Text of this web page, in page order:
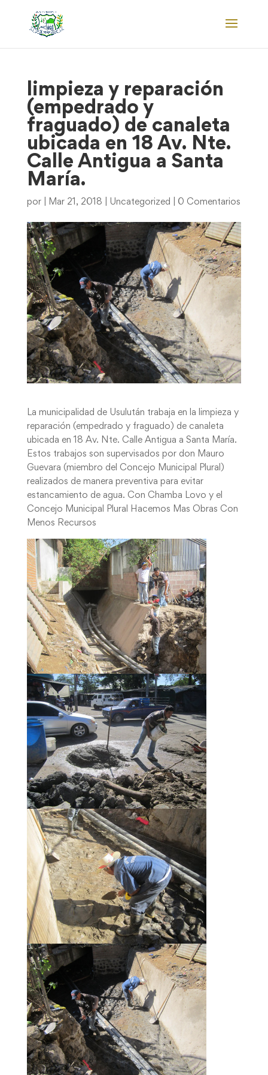
limpieza y reparación
(empedrado y
fraguado) de canaleta
ubicada en 18 Av. Nte.
Calle Antigua a Santa
María.
por Mar 21, 2018 Uncategorized 0 Comentarios
La municipalidad de Usulután trabaja en la limpieza y
reparación (empedrado y fraguado) de canaleta
ubicada en 18 Av. Nte. Calle Antigua a Santa María.
Estos trabajos son supervisados por don Mauro
Guevara (miembro del Concejo Municipal Plural)
realizados de manera preventiva para evitar
estancamiento de agua. Con Chamba Lovo y el
Concejo Municipal Plural Hacemos Mas Obras Con
Menos Recursos